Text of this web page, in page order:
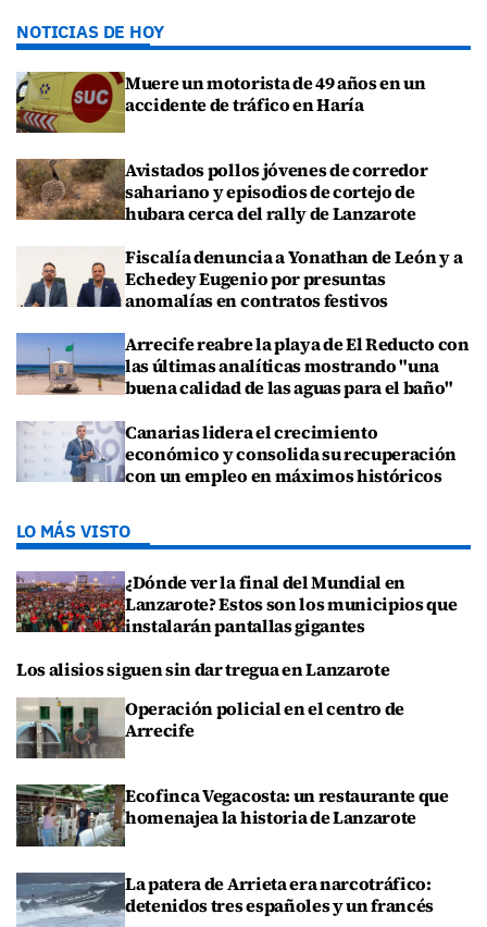
NOTICIAS DE HOY
Muere un motorista de 49 años en un
accidente de tráfico en Haría
Avistados pollos jóvenes de corredor
sahariano y episodios de cortejo de
hubara cerca del rally de Lanzarote
Fiscalía denuncia a Yonathan de León y a
Echedey Eugenio por presuntas
anomalías en contratos festivos
Arrecife reabre la playa de El Reducto con
las últimas analíticas mostrando "una
buena calidad de las aguas para el baño"
Canarias lidera el crecimiento
económico y consolida su recuperación
con un empleo en máximos históricos
LO MÁS VISTO
¿Dónde ver la final del Mundial en
Lanzarote? Estos son los municipios que
instalarán pantallas gigantes
Los alisios siguen sin dar tregua en Lanzarote
Operación policial en el centro de
Arrecife
Ecofinca Vegacosta: un restaurante que
homenajea la historia de Lanzarote
La patera de Arrieta era narcotráfico:
detenidos tres españoles y un francés